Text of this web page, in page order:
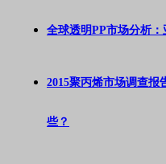
全球透明PP市场分析：
2015聚丙烯市场调查报
些？